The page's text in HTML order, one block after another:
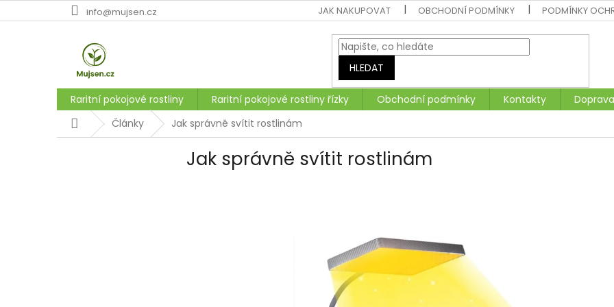
na
info@mujsen.cz JAK NAKUPOVAT OBCHODNÍ PODMÍNKY PODMÍNKY
HLEDAT
Raritní pokojové rostliny Raritní pokojové rostliny řízky Obchodní podmínky Kontakty
DomůČlánky Jak správně svítit rostlinám
Jak správně svítit rostlinám